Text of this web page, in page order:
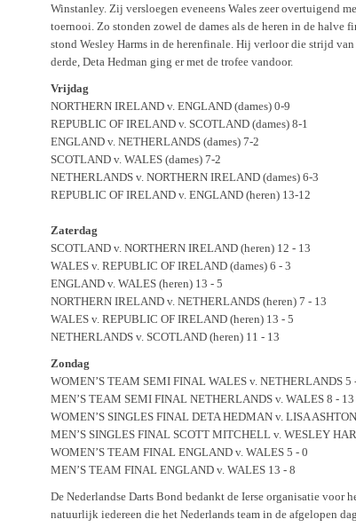
Winstanley. Zij versloegen eveneens Wales zeer overtuigend
toernooi. Zo stonden zowel de dames als de heren in de halve
stond Wesley Harms in de herenfinale. Hij verloor die strijd
derde, Deta Hedman ging er met de trofee vandoor.
Vrijdag
NORTHERN IRELAND v. ENGLAND (dames) 0-9
REPUBLIC OF IRELAND v. SCOTLAND (dames) 8-1
ENGLAND v. NETHERLANDS (dames) 7-2
SCOTLAND v. WALES (dames) 7-2
NETHERLANDS v. NORTHERN IRELAND (dames) 6-3
REPUBLIC OF IRELAND v. ENGLAND (heren) 13-12
Zaterdag
SCOTLAND v. NORTHERN IRELAND (heren) 12 - 13
WALES v. REPUBLIC OF IRELAND (dames) 6 - 3
ENGLAND v. WALES (heren) 13 - 5
NORTHERN IRELAND v. NETHERLANDS (heren) 7 - 13
WALES v. REPUBLIC OF IRELAND (heren) 13 - 5
NETHERLANDS v. SCOTLAND (heren) 11 - 13
Zondag
WOMEN’S TEAM SEMI FINAL WALES v. NETHERLANDS 5
MEN’S TEAM SEMI FINAL NETHERLANDS v. WALES 8 - 13
WOMEN’S SINGLES FINAL DETA HEDMAN v. LISA
MEN’S SINGLES FINAL SCOTT MITCHELL v. WESLEY
WOMEN’S TEAM FINAL ENGLAND v. WALES 5 - 0
MEN’S TEAM FINAL ENGLAND v. WALES 13 - 8
De Nederlandse Darts Bond bedankt de Ierse organisatie voor
natuurlijk iedereen die het Nederlands team in de afgelopen